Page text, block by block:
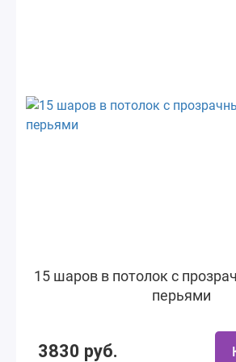
15 шаров в потолок с
перьями
3830 руб.